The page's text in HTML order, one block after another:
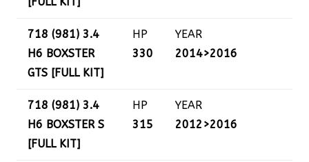
718 (981) 3.4
H6 BOXSTER
GTS [FULL KIT]
HP
330
YEAR
2014>2016
718 (981) 3.4
H6 BOXSTER S
[FULL KIT]
HP
315
YEAR
2012>2016